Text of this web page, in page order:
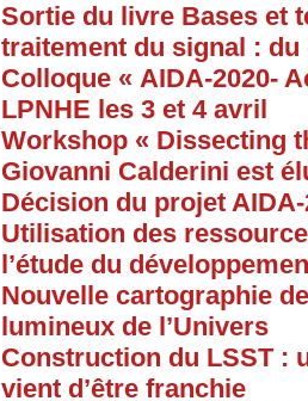
Sortie du livre Bases et
traitement du signal :
Colloque « AIDA-2020-
LPNHE les 3 et 4 avril
Workshop « Dissecting
Giovanni Calderini est
Décision du projet AIDA-
Utilisation des
l’étude du
Nouvelle cartographie
lumineux de l’Univers
Construction du LSST :
vient d’être franchie